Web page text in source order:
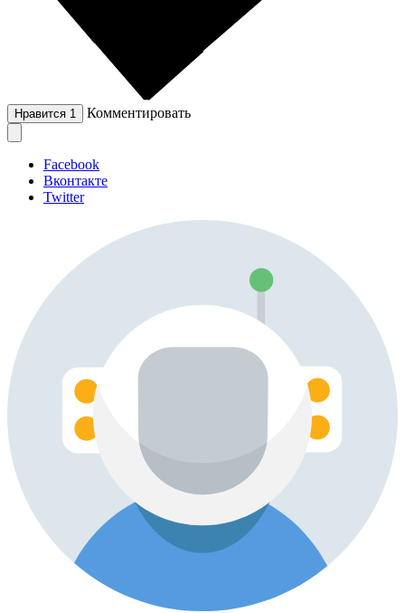
Нравится 1 Комментировать
Facebook
Вконтакте
Twitter